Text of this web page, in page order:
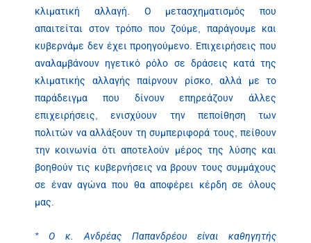
κλιματική αλλαγή. Ο μετασχηματισμός που
απαιτείται στον τρόπο που ζούμε, παράγουμε και
κυβερνάμε δεν έχει προηγούμενο. Επιχειρήσεις που
αναλαμβάνουν ηγετικό ρόλο σε δράσεις κατά της
κλιματικής αλλαγής παίρνουν ρίσκο, αλλά με το
παράδειγμα που δίνουν επηρεάζουν άλλες
επιχειρήσεις, ενισχύουν την πεποίθηση των
πολιτών να αλλάξουν τη συμπεριφορά τους, πείθουν
την κοινωνία ότι αποτελούν μέρος της λύσης και
βοηθούν τις κυβερνήσεις να βρουν τους συμμάχους
σε έναν αγώνα που θα αποφέρει κέρδη σε όλους
μας.
* Ο κ. Ανδρέας Παπανδρέου είναι καθηγητής